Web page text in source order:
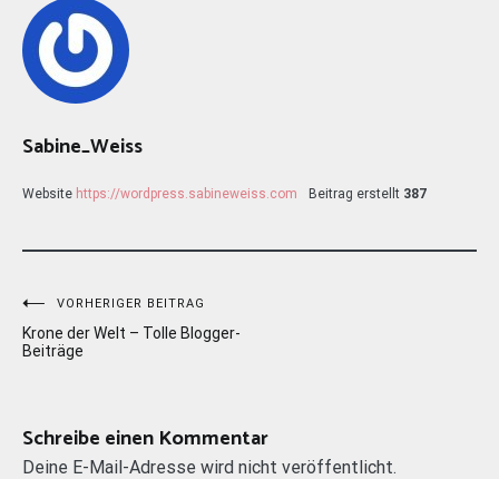
Sabine_Weiss
Website https://wordpress.sabineweiss.com Beitrag erstellt 387
Beitragsnavigation
VORHERIGER BEITRAG
Krone der Welt – Tolle Blogger-
Beiträge
Schreibe einen Kommentar
Deine E-Mail-Adresse wird nicht veröffentlicht.